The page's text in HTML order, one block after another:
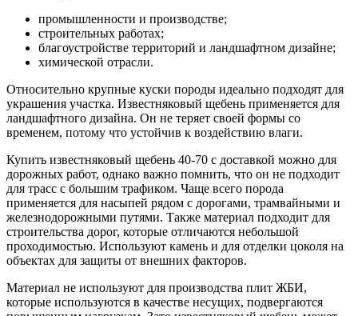
промышленности и производстве;
строительных работах;
благоустройстве территорий и ландшафтном дизайне;
химической отрасли.
Относительно крупные куски породы идеально подходят для
украшения участка. Известняковый щебень применяется для
ландшафтного дизайна. Он не теряет своей формы со
временем, потому что устойчив к воздействию влаги.
Купить известняковый щебень 40-70 с доставкой можно для
дорожных работ, однако важно помнить, что он не подходит
для трасс с большим трафиком. Чаще всего порода
применяется для насыпей рядом с дорогами, трамвайными и
железнодорожными путями. Также материал подходит для
строительства дорог, которые отличаются небольшой
проходимостью. Используют камень и для отделки цоколя на
объектах для защиты от внешних факторов.
Материал не используют для производства плит ЖБИ,
которые используются в качестве несущих, подвергаются